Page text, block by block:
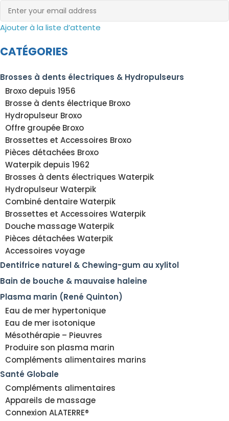
CATÉGORIES
Brosses à dents électriques & Hydropulseurs
Broxo depuis 1956
Brosse à dents électrique Broxo
Hydropulseur Broxo
Offre groupée Broxo
Brossettes et Accessoires Broxo
Pièces détachées Broxo
Waterpik depuis 1962
Brosses à dents électriques Waterpik
Hydropulseur Waterpik
Combiné dentaire Waterpik
Brossettes et Accessoires Waterpik
Douche massage Waterpik
Pièces détachées Waterpik
Accessoires voyage
Dentifrice naturel & Chewing-gum au xylitol
Bain de bouche & mauvaise haleine
Plasma marin (René Quinton)
Eau de mer hypertonique
Eau de mer isotonique
Mésothérapie – Pieuvres
Produire son plasma marin
Compléments alimentaires marins
Santé Globale
Compléments alimentaires
Appareils de massage
Connexion ALATERRE®
Ajouter à la liste d’attente